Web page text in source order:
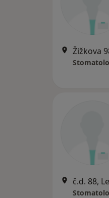
Žižkova
č.d. 88,